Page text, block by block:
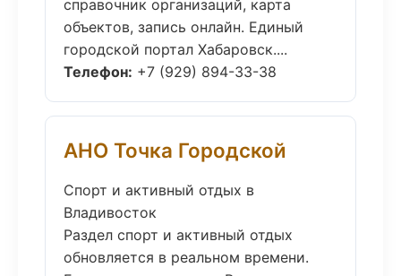
справочник организаций, карта
объектов, запись онлайн. Единый
городской портал Хабаровск....
Телефон: +7 (929) 894-33-38
АНО Точка Городской
Спорт и активный отдых в
Владивосток
Раздел спорт и активный отдых
обновляется в реальном времени.